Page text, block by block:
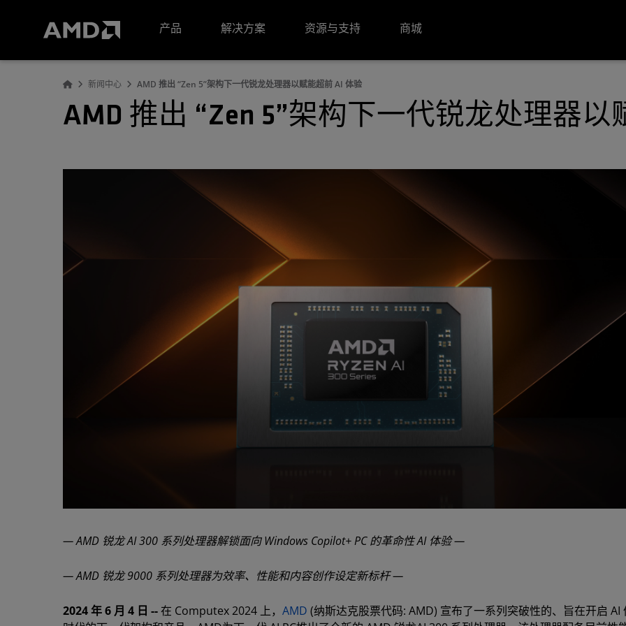
产品
解决方案 资源与支持 商城
新闻中心 AMD 推出 “Zen 5”架构下一代锐龙处理器以赋能超前 AI 体验
AMD 推出 “Zen 5”架构下一代锐龙处理器以
— AMD 锐龙 AI 300 系列处理器解锁面向 Windows Copilot+ PC 的革命性 AI 体验 —
— AMD 锐龙 9000 系列处理器为效率、性能和内容创作设定新标杆 —
2024 年 6 月 4 日 --在 Computex 2024 上， AMD (纳斯达克股票代码: AMD) 宣布了一系列突破性的、旨在开启 AI